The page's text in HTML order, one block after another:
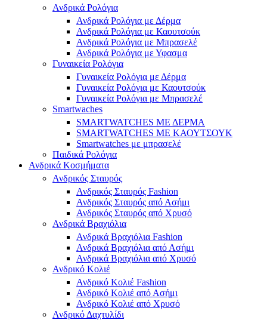
Ανδρικά Ρολόγια
Ανδρικά Ρολόγια με Δέρμα
Ανδρικά Ρολόγια με Καουτσούκ
Ανδρικά Ρολόγια με Μπρασελέ
Ανδρικά Ρολόγια με Υφασμα
Γυναικεία Ρολόγια
Γυναικεία Ρολόγια με Δέρμα
Γυναικεία Ρολόγια με Καουτσούκ
Γυναικεία Ρολόγια με Μπρασελέ
Smartwaches
SMARTWATCHES ΜΕ ΔΕΡΜΑ
SMARTWATCHES ΜΕ ΚΑΟΥΤΣΟΥΚ
Smartwatches με μπρασελέ
Παιδικά Ρολόγια
Ανδρικά Κοσμήματα
Ανδρικός Σταυρός
Ανδρικός Σταυρός Fashion
Ανδρικός Σταυρός από Ασήμι
Ανδρικός Σταυρός από Χρυσό
Ανδρικά Βραχιόλια
Ανδρικά Βραχιόλια Fashion
Ανδρικά Βραχιόλια από Ασήμι
Ανδρικά Βραχιόλια από Χρυσό
Ανδρικό Κολιέ
Ανδρικό Κολιέ Fashion
Ανδρικό Κολιέ από Ασήμι
Ανδρικό Κολιέ από Χρυσό
Ανδρικό Δαχτυλίδι